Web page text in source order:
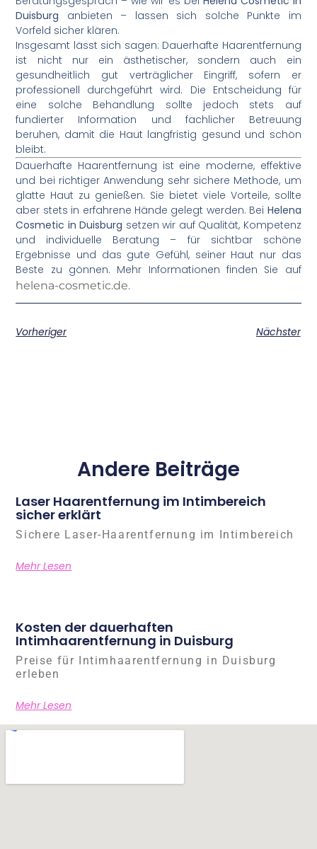
Duisburg anbieten – lassen sich solche Punkte im
Vorfeld sicher klären.
Insgesamt lässt sich sagen: Dauerhafte Haarentfernung
ist nicht nur ein ästhetischer, sondern auch ein
gesundheitlich gut verträglicher Eingriff, sofern er
professionell durchgeführt wird. Die Entscheidung für
eine solche Behandlung sollte jedoch stets auf
fundierter Information und fachlicher Betreuung
beruhen, damit die Haut langfristig gesund und schön
bleibt.
Dauerhafte Haarentfernung ist eine moderne, effektive
und bei richtiger Anwendung sehr sichere Methode, um
glatte Haut zu genießen. Sie bietet viele Vorteile, sollte
aber stets in erfahrene Hände gelegt werden. Bei Helena
Cosmetic in Duisburg setzen wir auf Qualität, Kompetenz
und individuelle Beratung – für sichtbar schöne
Ergebnisse und das gute Gefühl, seiner Haut nur das
Beste zu gönnen. Mehr Informationen finden Sie auf
helena-cosmetic.de.
Vorheriger Nächster
Andere Beiträge
Laser Haarentfernung im Intimbereich
sicher erklärt
Sichere Laser-Haarentfernung im Intimbereich
Mehr Lesen
Kosten der dauerhaften
Intimhaarentfernung in Duisburg
Preise für Intimhaarentfernung in Duisburg
erleben
Mehr Lesen